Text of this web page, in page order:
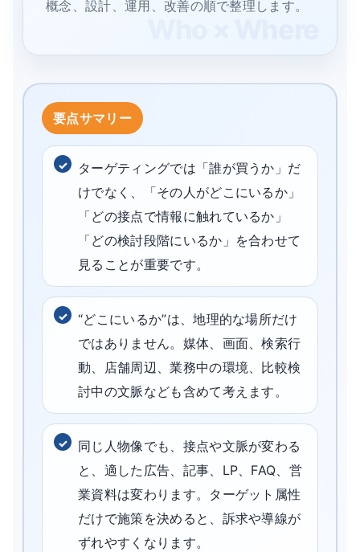
概念、設計、運用、改善の順で整理します。
ターゲティングでは「誰が買うか」だ
けでなく、「その人がどこにいるか」
「どの接点で情報に触れているか」
「どの検討段階にいるか」を合わせて
見ることが重要です。
“どこにいるか”は、地理的な場所だけ
ではありません。媒体、画面、検索行
動、店舗周辺、業務中の環境、比較検
討中の文脈なども含めて考えます。
同じ人物像でも、接点や文脈が変わる
と、適した広告、記事、LP、FAQ、営
業資料は変わります。ターゲット属性
だけで施策を決めると、訴求や導線が
ずれやすくなります。